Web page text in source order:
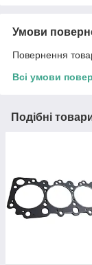
Умови
Повернення
Всі умови
Подібні